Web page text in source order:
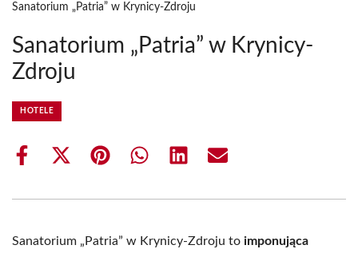
Sanatorium „Patria” w Krynicy-Zdroju
Sanatorium „Patria” w Krynicy-
Zdroju
HOTELE
Share
Share
(Twitter)
Share Share Share Share
Sanatorium „Patria” w Krynicy-Zdroju to imponująca